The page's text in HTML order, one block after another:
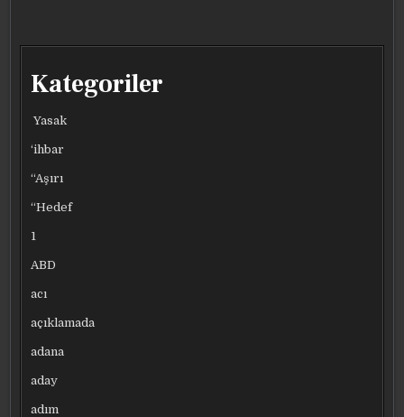
Kategoriler
Yasak
‘ihbar
“Aşırı
“Hedef
1
ABD
acı
açıklamada
adana
aday
adım